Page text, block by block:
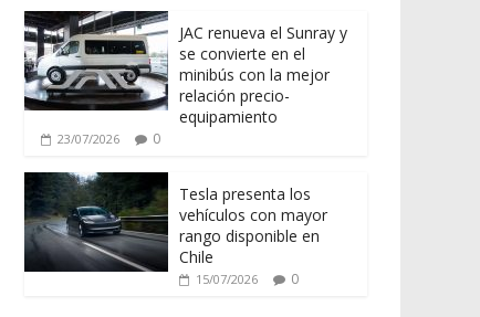
JAC renueva el Sunray y
se convierte en el
minibús con la mejor
relación precio-
equipamiento
23/07/2026 0
Tesla presenta los
vehículos con mayor
rango disponible en
Chile
15/07/2026 0